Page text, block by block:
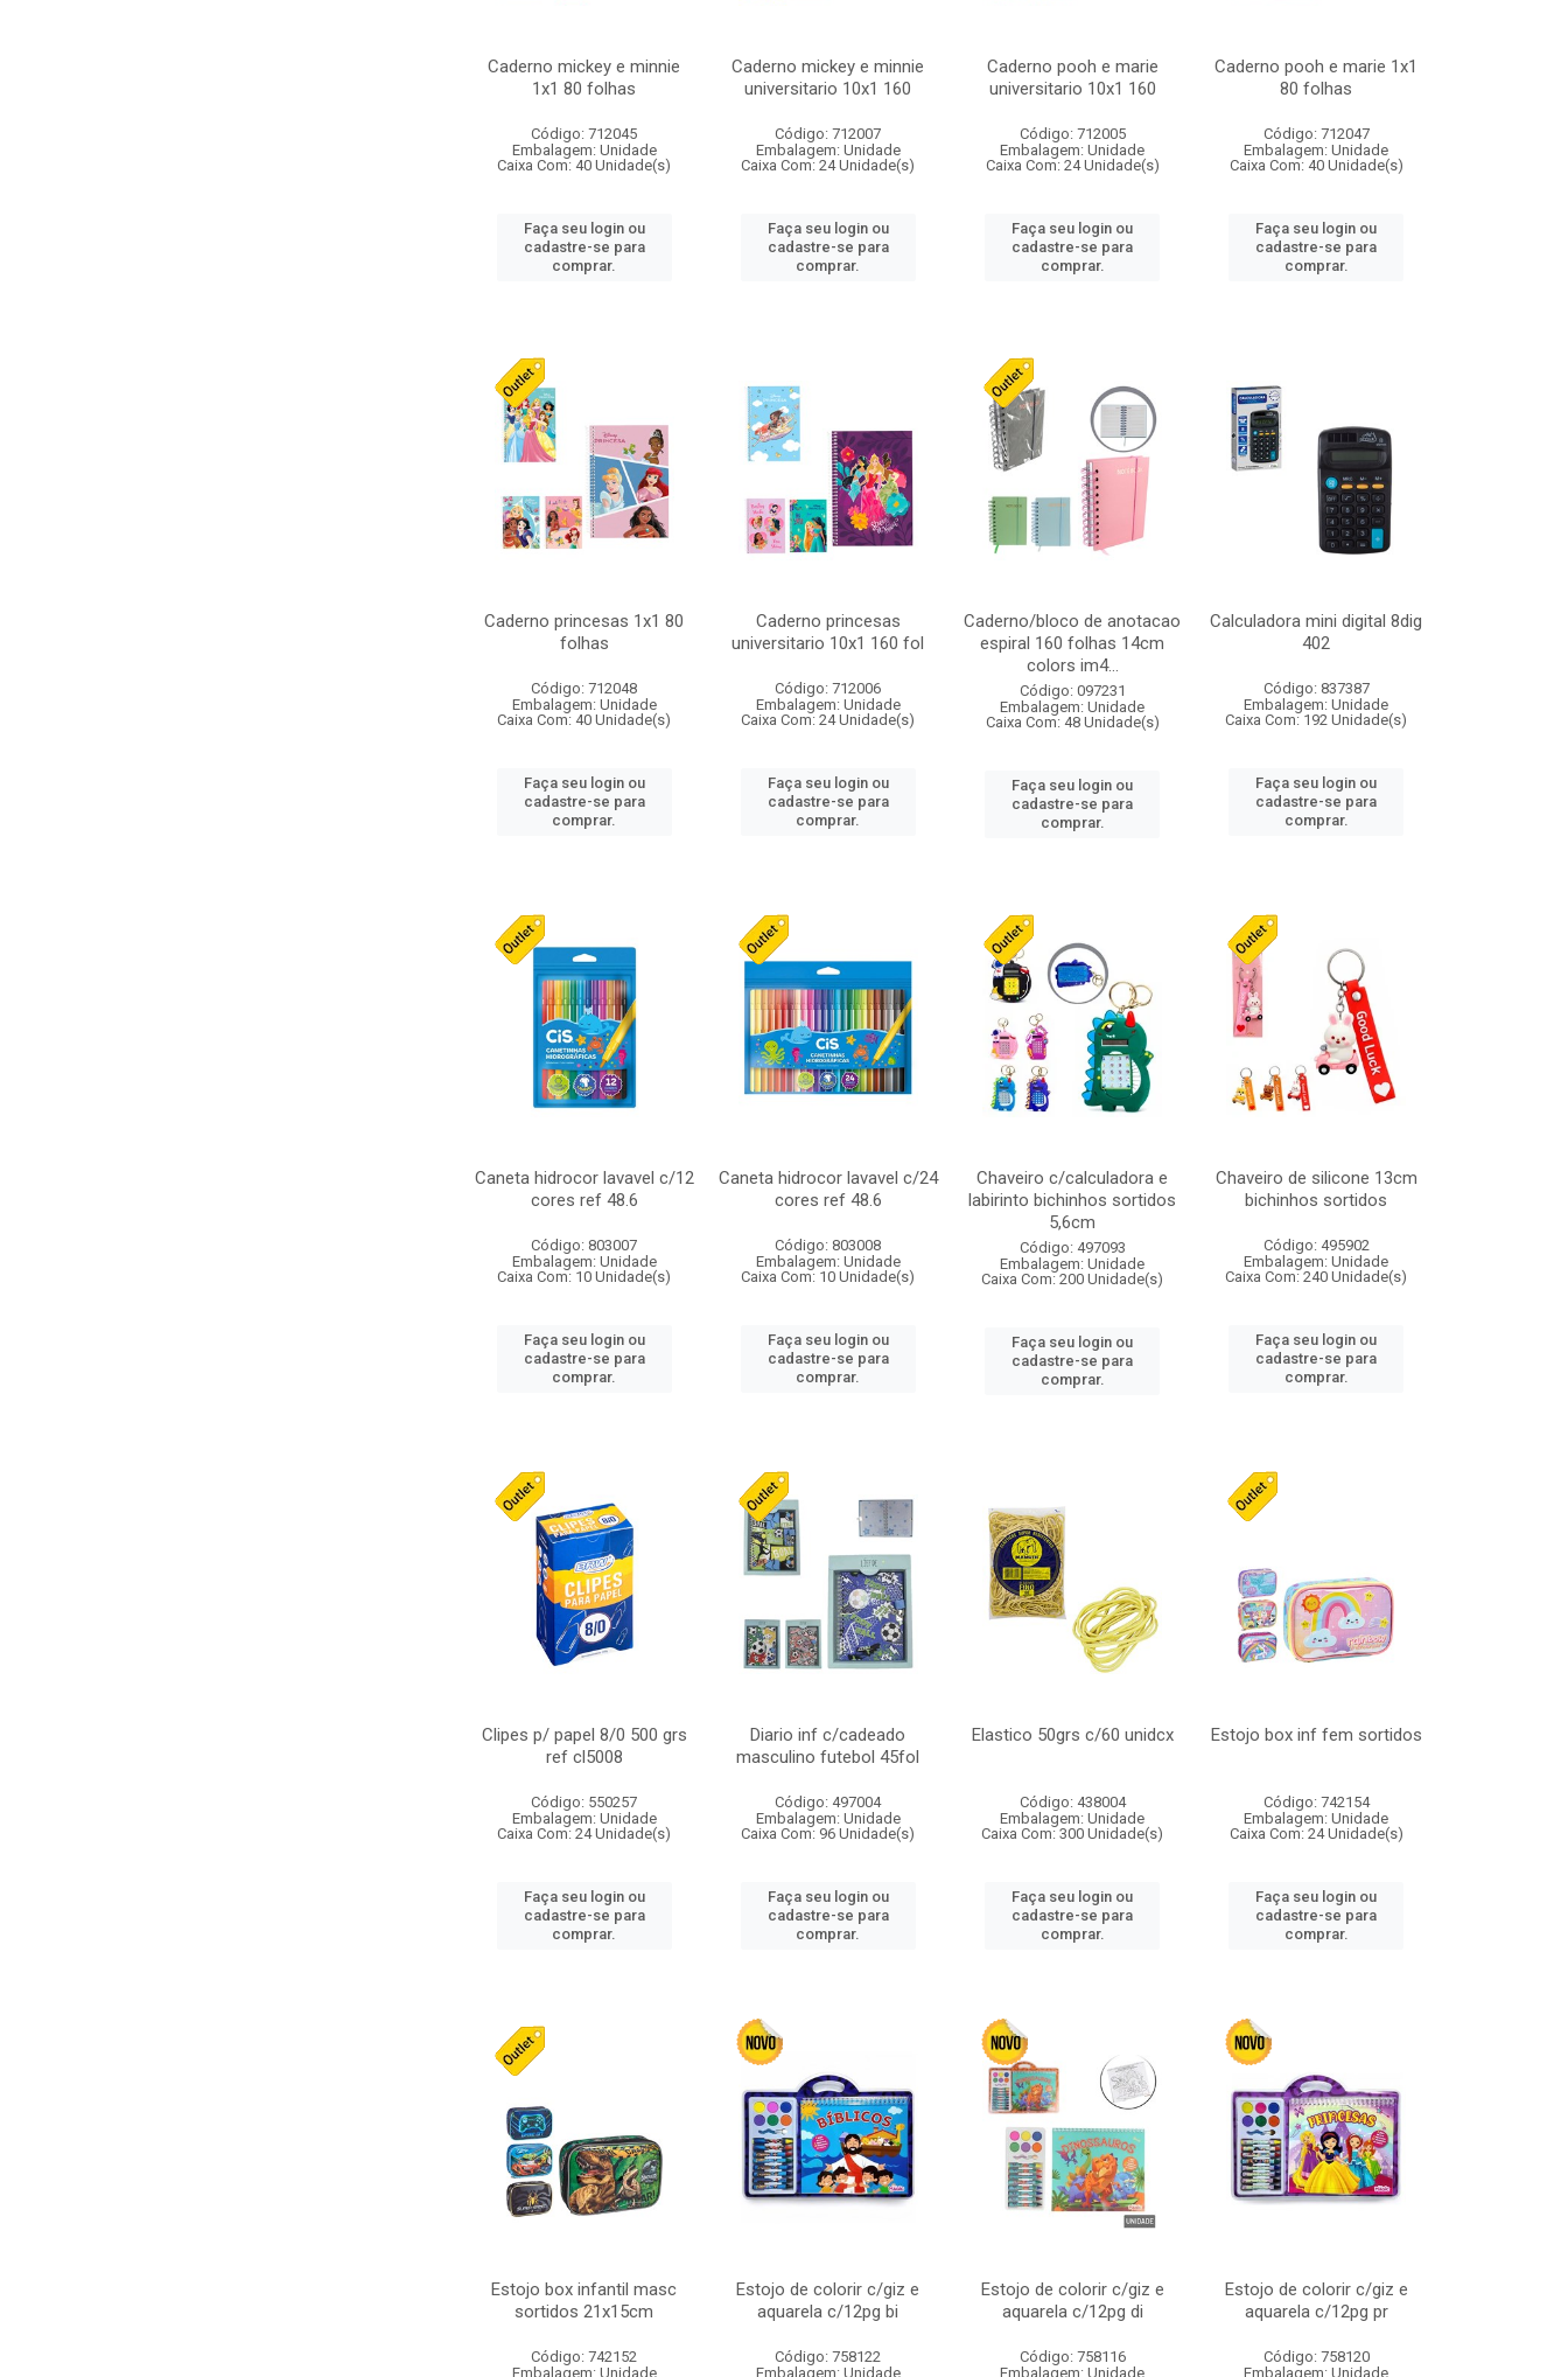
Caderno mickey e minnie
1x1 80 folhas
Código: 712045
Embalagem: Unidade
Caixa Com: 40 Unidade(s)
Faça seu login ou
cadastre-se para
comprar.
Caderno mickey e minnie
universitario 10x1 160
Código: 712007
Embalagem: Unidade
Caixa Com: 24 Unidade(s)
Faça seu login ou
cadastre-se para
comprar.
Caderno pooh e marie
universitario 10x1 160
Código: 712005
Embalagem: Unidade
Caixa Com: 24 Unidade(s)
Faça seu login ou
cadastre-se para
comprar.
Caderno pooh e marie 1x1
80 folhas
Código: 712047
Embalagem: Unidade
Caixa Com: 40 Unidade(s)
Faça seu login ou
cadastre-se para
comprar.
Caderno princesas 1x1 80
folhas
Código: 712048
Embalagem: Unidade
Caixa Com: 40 Unidade(s)
Faça seu login ou
cadastre-se para
comprar.
Caderno princesas
universitario 10x1 160 fol
Código: 712006
Embalagem: Unidade
Caixa Com: 24 Unidade(s)
Faça seu login ou
cadastre-se para
comprar.
Caderno/bloco de anotacao
espiral 160 folhas 14cm
colors im4...
Código: 097231
Embalagem: Unidade
Caixa Com: 48 Unidade(s)
Faça seu login ou
cadastre-se para
comprar.
Calculadora mini digital 8dig
402
Código: 837387
Embalagem: Unidade
Caixa Com: 192 Unidade(s)
Faça seu login ou
cadastre-se para
comprar.
Caneta hidrocor lavavel c/12
cores ref 48.6
Código: 803007
Embalagem: Unidade
Caixa Com: 10 Unidade(s)
Faça seu login ou
cadastre-se para
comprar.
Caneta hidrocor lavavel c/24
cores ref 48.6
Código: 803008
Embalagem: Unidade
Caixa Com: 10 Unidade(s)
Faça seu login ou
cadastre-se para
comprar.
Chaveiro c/calculadora e
labirinto bichinhos sortidos
5,6cm
Código: 497093
Embalagem: Unidade
Caixa Com: 200 Unidade(s)
Faça seu login ou
cadastre-se para
comprar.
Chaveiro de silicone 13cm
bichinhos sortidos
Código: 495902
Embalagem: Unidade
Caixa Com: 240 Unidade(s)
Faça seu login ou
cadastre-se para
comprar.
Clipes p/ papel 8/0 500 grs
ref cl5008
Código: 550257
Embalagem: Unidade
Caixa Com: 24 Unidade(s)
Faça seu login ou
cadastre-se para
comprar.
Diario inf c/cadeado
masculino futebol 45fol
Código: 497004
Embalagem: Unidade
Caixa Com: 96 Unidade(s)
Faça seu login ou
cadastre-se para
comprar.
Elastico 50grs c/60 unidcx
Código: 438004
Embalagem: Unidade
Caixa Com: 300 Unidade(s)
Faça seu login ou
cadastre-se para
comprar.
Estojo box inf fem sortidos
Código: 742154
Embalagem: Unidade
Caixa Com: 24 Unidade(s)
Faça seu login ou
cadastre-se para
comprar.
Estojo box infantil masc
sortidos 21x15cm
Código: 742152
Embalagem: Unidade
Estojo de colorir c/giz e
aquarela c/12pg bi
Código: 758122
Embalagem: Unidade
Estojo de colorir c/giz e
aquarela c/12pg di
Código: 758116
Embalagem: Unidade
Estojo de colorir c/giz e
aquarela c/12pg pr
Código: 758120
Embalagem: Unidade